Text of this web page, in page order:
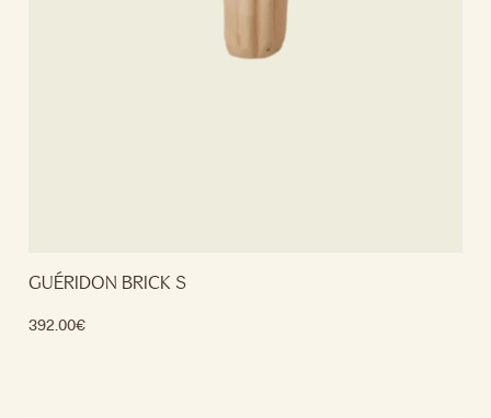
GUÉRIDON BRICK S
392.00€